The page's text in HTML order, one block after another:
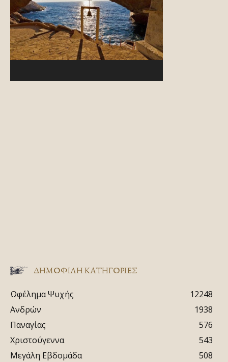
ΔΗΜΟΦΙΛΗ ΚΑΤΗΓΟΡΙΕΣ
Ωφέλημα Ψυχής
12248
Ανδρών
1938
Παναγίας
576
Χριστούγεννα
543
Μεγάλη Εβδομάδα
508